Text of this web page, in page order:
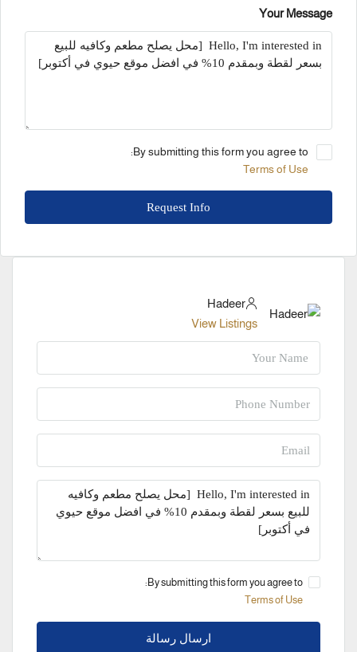
Your Message
By submitting this form you agree to:
Terms of Use
Request Info
Hadeer
View Listings
By submitting this form you agree to:
Terms of Use
ارسال رسالة